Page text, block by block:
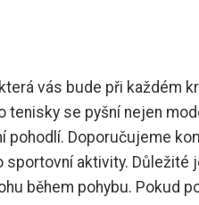
vás bude při každém
tenisky se pyšní nejen
pohodlí. Doporučujeme
aktivity. Důležité
během pohybu. Pokud